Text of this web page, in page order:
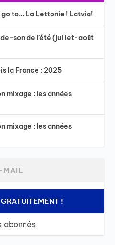
go to… La Lettonie ! Latvia!
son de l’été (juillet-août
la France : 2025
mixage : les années
mixage : les années
!
abonnés